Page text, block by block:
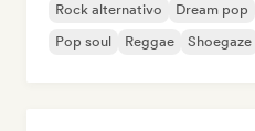
Rock alternativo Dream pop
Pop soul
Reggae Shoegaze